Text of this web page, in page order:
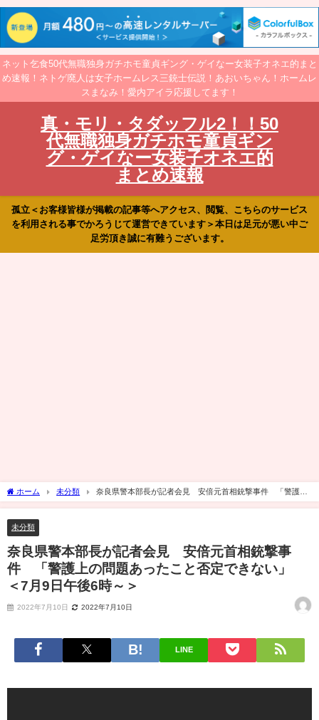
ネット乞食50代無職独身ガチホモ童貞ギング・ゲイなー女装子オネエ的まと
め速報！ネトゲ廃人は女子ホームレス三銃士伝説！あおいちゃん！ホームレ
スまなみ！愛内アイラ応援してます！
真・モリ・タダッフル2！！50
代無職独身ガチホモ童貞ギン
グ・ゲイなー女装子オネエ的
まとめ速報
孤立＜お客様皆様が掲載の記事等へアクセス、閲覧、こちらのサービス
を利用される事でかろうじて運営できています＞本日は足元が悪い中ご
足労頂き誠に有難うございます。
ホーム 未分類
奈良県警本部長が記者会見 安倍元首相銃撃事件 「警護上
の問題あったこと否定できない」 ＜7月9日午後6時～＞
未分類
奈良県警本部長が記者会見 安倍元首相銃撃事
件 「警護上の問題あったこと否定できない」
＜7月9日午後6時～＞
2022年7月10日 2022年7月10日
LINE